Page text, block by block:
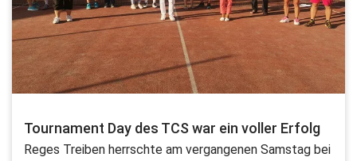
Tournament Day des TCS war ein voller Erfolg
Reges Treiben herrschte am vergangenen Samstag bei